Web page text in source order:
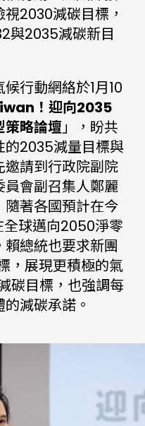
2030減碳目標，
與2035減碳新目
行動網絡於1月10
！迎向2035
策略論壇」，盼共
的2035減量目標與
請到行政院副院
會副召集人鄭麗
著各國預計在今
球邁向2050淨零
總統也要求新團
，展現更積極的氣
碳目標，也強調每
減碳承諾。